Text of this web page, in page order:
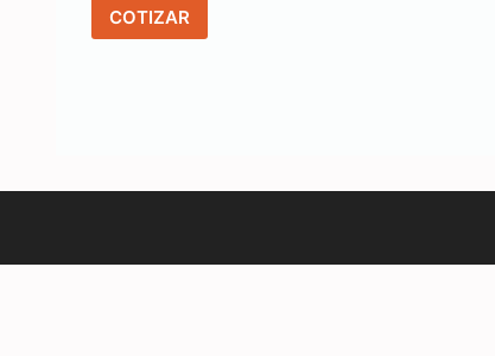
COTIZAR